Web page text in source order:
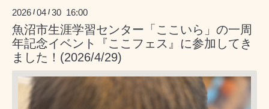
2026 /04 /30 16:00
魚沼市生涯学習センター「ここいら」の一周
年記念イベント『ここフェス』に参加してき
ました！(2026/4/29)